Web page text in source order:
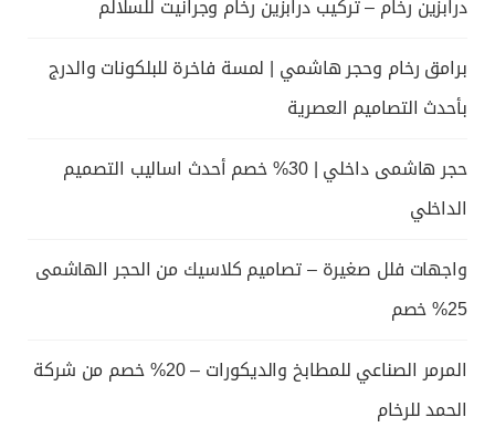
درابزين رخام – تركيب درابزين رخام وجرانيت للسلالم
برامق رخام وحجر هاشمي | لمسة فاخرة للبلكونات والدرج
بأحدث التصاميم العصرية
حجر هاشمى داخلي | 30% خصم أحدث اساليب التصميم
الداخلي
واجهات فلل صغيرة – تصاميم كلاسيك من الحجر الهاشمى
25% خصم
المرمر الصناعي للمطابخ والديكورات – 20% خصم من شركة
الحمد للرخام